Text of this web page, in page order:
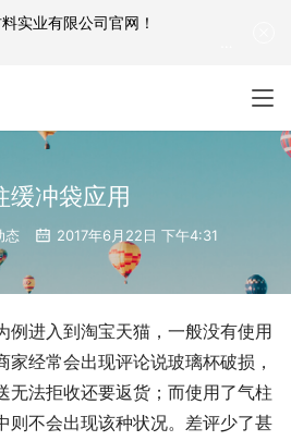
缓冲袋应用
态 2017年6月22日 下午4:31
例进入到淘宝天猫，一般没有使用
经常会出现评论说玻璃杯破损，
无法拒收还要返货；而使用了气柱
则不会出现该种状况。差评少了甚
实业有限公司官网 ！